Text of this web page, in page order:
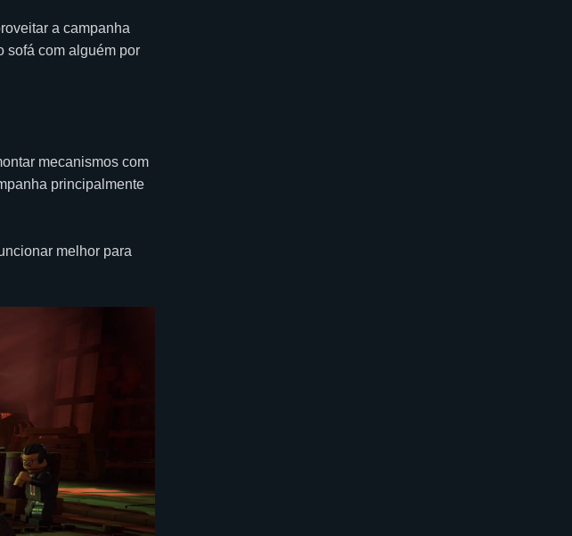
a campanha
sofá com alguém por
mecanismos com
principalmente
melhor para